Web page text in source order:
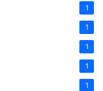
1
1
1
1
1